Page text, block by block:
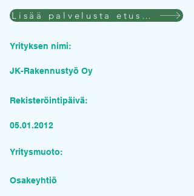
Lisää palvelusta etusivulla
Yrityksen nimi:
JK-Rakennustyö Oy
Rekisteröintipäivä:
05.01.2012
Yritysmuoto:
Osakeyhtiö